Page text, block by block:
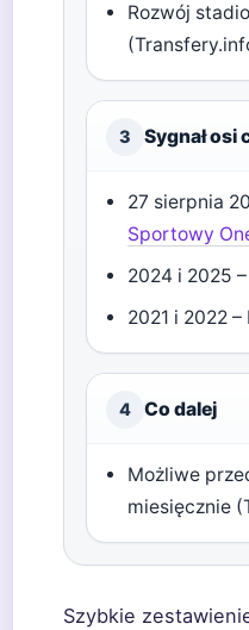
Rozwój
3 Sygnał osi
27 sierpnia
Sportowy
2024 i 2025
2021 i 2022
4 Co dalej
Możliwe
miesięcznie
Szybkie